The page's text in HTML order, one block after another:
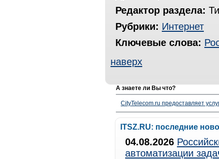
Редактор раздела:
Рубрики: Интернет
Ключевые слова:
наверх
А знаете ли Вы что?
CityTelecom.ru предоставляет
ITSZ.RU: последние
04.08.2026
автоматизации